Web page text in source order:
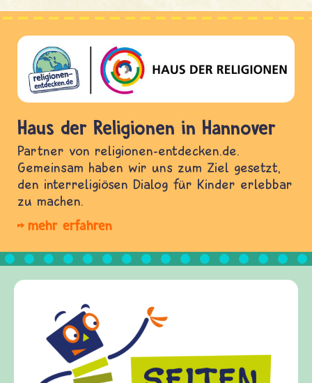
Haus der Religionen in Hannover
Partner von religionen-entdecken.de.
Gemeinsam haben wir uns zum Ziel gesetzt,
den interreligiösen Dialog für Kinder erlebbar
zu machen.
mehr erfahren
Frieden Fragen
frieden-fragen.de ist ein Internet-Angebot für
Kinder, Eltern und ErzieherInnen das zu